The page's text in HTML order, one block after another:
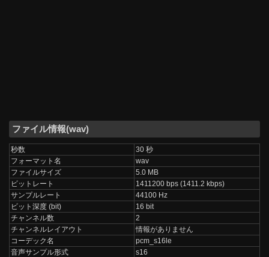
ファイル情報(wav)
秒数
30 秒
フォーマット名
wav
ファイルサイズ
5.0 MB
ビットレート
1411200 bps (1411.2 kbps)
サンプルレート
44100 Hz
ビット深度 (bit)
16 bit
チャンネル数
2
チャンネルレイアウト
情報がありません
コーデック名
pcm_s16le
音声サンプル形式
s16